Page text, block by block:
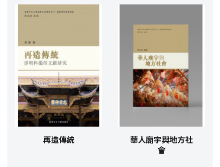
再造傳統
華人廟宇與地方社
會